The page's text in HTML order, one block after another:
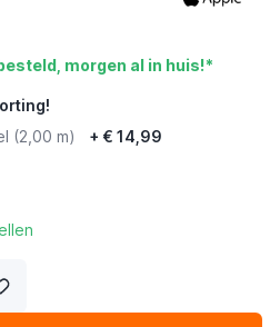
morgen al in huis!*
(2,00 m)
+ € 14,99